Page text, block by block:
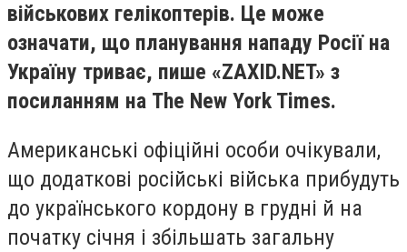
військових гелікоптерів. Це може
означати, що планування нападу Росії на
Україну триває, пише «ZAXID.NET» з
посиланням на The New York Times.
Американські офіційні особи очікували,
що додаткові російські війська прибудуть
до українського кордону в грудні й на
початку січня і збільшать загальну